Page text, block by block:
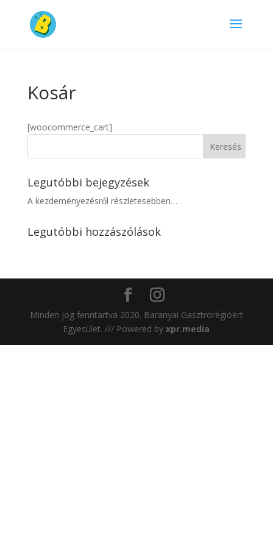
Kosár
[woocommerce_cart]
Legutóbbi bejegyzések
A kezdeményezésről részletesebben…
Legutóbbi hozzászólások
Minden jog fenntartva 2020. Baranyai Gasztrorégióért
Egyesület. /// Powered byxpr.media